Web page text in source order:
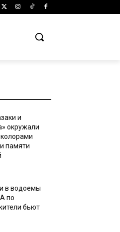
и
окружали
памяти
в водоемы
по
бьют